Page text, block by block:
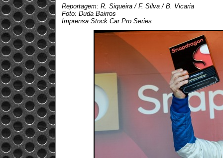
Reportagem: R. Siqueira / F. Silva / B. Vicaria
Foto: Duda Bairros
Imprensa Stock Car Pro Series